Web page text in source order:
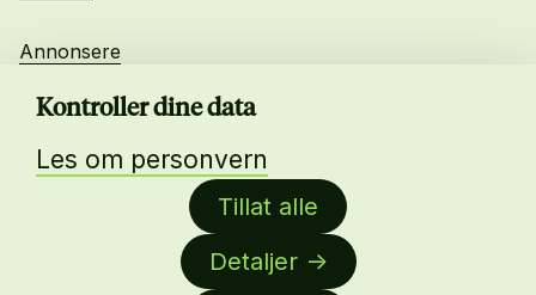
Kontroller dine data
Tillat alle
Detaljer
Les om personvern
Annonsere
Daglig leder:
Anne-Lise Mørch von der Fehr